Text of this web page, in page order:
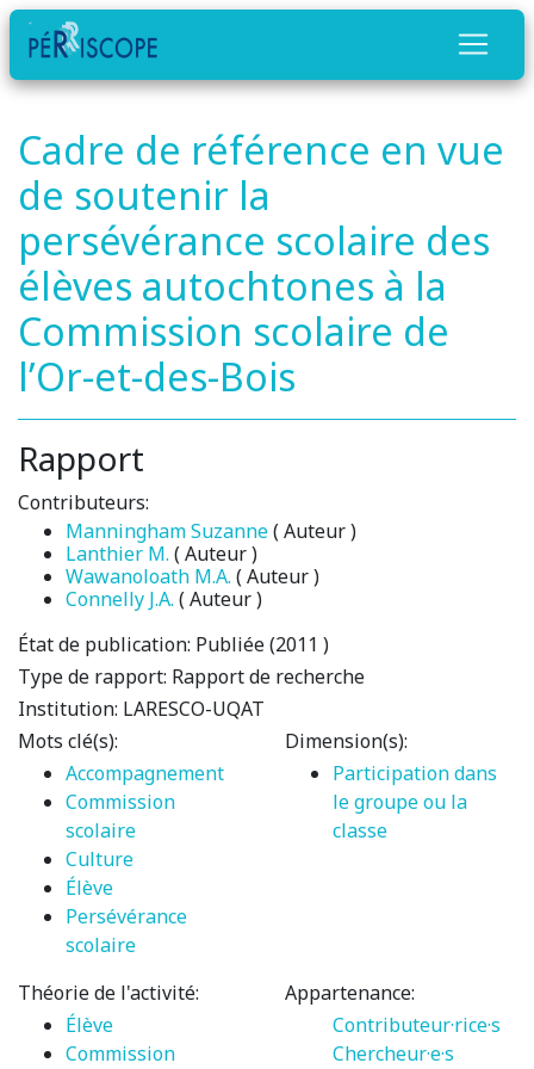
Cadre de référence en vue
de soutenir la
persévérance scolaire des
élèves autochtones à la
Commission scolaire de
l’Or-et-des-Bois
Rapport
Contributeurs:
Manningham Suzanne( Auteur )
Lanthier M. ( Auteur )
Wawanoloath M.A. ( Auteur )
Connelly J.A. ( Auteur )
État de publication: Publiée (2011 )
Type de rapport: Rapport de recherche
Institution: LARESCO-UQAT
Mots clé(s):
Accompagnement
Commission
scolaire
Culture
Élève
Persévérance
scolaire
Dimension(s):
Participation dans
le groupe ou la
classe
Théorie de l'activité:
Élève
Commission
Appartenance:
Contributeur·rice·s
Chercheur·e·s